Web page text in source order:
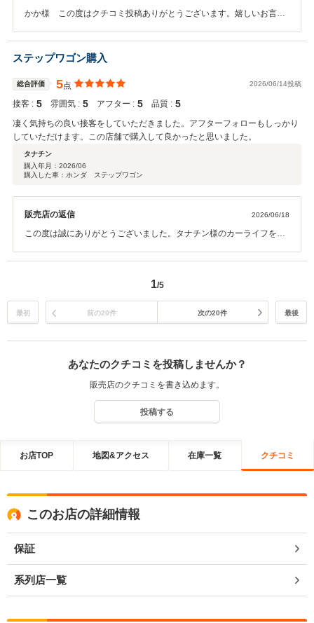
かか様 この度はクチコミ投稿ありがとうございます。嬉しいお言葉
車選びができるよう、分かりやすく丁寧にご説明することを心がけて
おります。押し売りはせず、お客様のご希望やライフスタイルに合わ
せた最適なご提案をすることを大切にしています。 今回ご安心してご
契約いただけたとのこと、スタッフ一同大変うれしく思っておりま
す。今後ともよろしくお願いいたします。 営業 くっちー
ステップワゴン購入
総合評価 5点 2026/06/14投稿
接客 : 5 雰囲気 : 5 アフター : 5 品質 : 5
凄く気持ちの良い接客をしていただきました。アフターフォローもしっかり
していただけます。この店舗で購入して良かったと思いました。
タナチン
購入年月： 2026/06
購入した車：ホンダ ステップワゴン
販売店の返信 2026/06/18
この度は誠にありがとうございました。タナチン様のカーライフをサ
1/5
最初 前の20件 次の20件 最後
あなたのクチコミを投稿しませんか？
販売店のクチコミを書き込めます。
投稿する
お店TOP 地図&アクセス 在庫一覧 クチコミ
このお店の詳細情報
保証
系列店一覧